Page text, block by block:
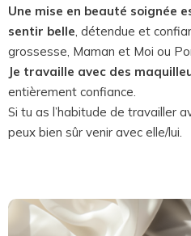
Une mise en beauté soignée
sentir belle, détendue et
grossesse, Maman et Moi ou
Je travaille avec des
entièrement confiance.
Si tu as l’habitude de travailler
peux bien sûr venir avec elle/lui.